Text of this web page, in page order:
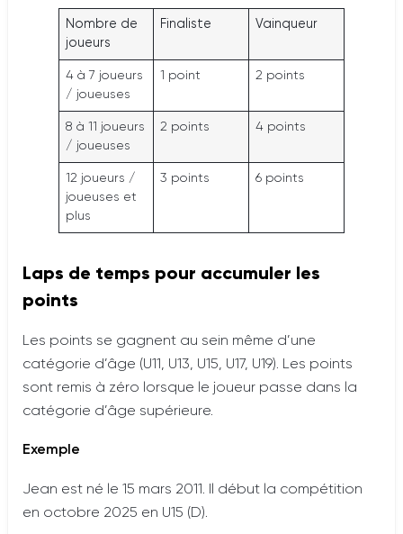
Nombre de
joueurs
Finaliste Vainqueur
4 à 7 joueurs
/ joueuses
1 point 2 points
8 à 11 joueurs
/ joueuses
2 points 4 points
12 joueurs /
joueuses et
plus
3 points 6 points
Laps de temps pour accumuler les
points
Les points se gagnent au sein même d’une
catégorie d’âge (U11, U13, U15, U17, U19). Les points
sont remis à zéro lorsque le joueur passe dans la
catégorie d’âge supérieure.
Exemple
Jean est né le 15 mars 2011. Il début la compétition
en octobre 2025 en U15 (D).